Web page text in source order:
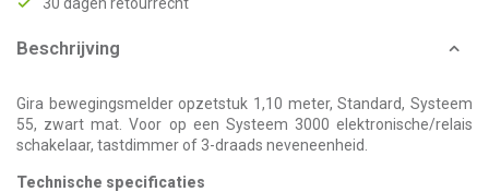
Beschrijving
Gira bewegingsmelder opzetstuk 1,10 meter, Standard, Systeem
55, zwart mat. Voor op een Systeem 3000 elektronische/relais
schakelaar, tastdimmer of 3-draads neveneenheid.
Technische specificaties